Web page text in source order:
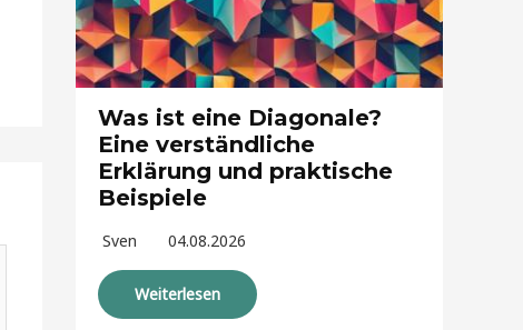
Was ist eine Diagonale?
Eine verständliche
Erklärung und praktische
Beispiele
Sven 04.08.2026
Weiterlesen